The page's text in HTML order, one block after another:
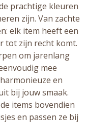
prachtige kleuren
zijn. Van zachte
elk item heeft een
tot zijn recht komt.
om jarenlang
mee
en
bij jouw smaak.
items bovendien
en passen ze bij